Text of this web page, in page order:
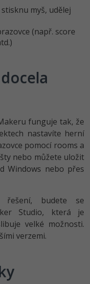
myš, udělej
(např. score
funguje tak, že
nastavíte herní
pomocí rooms a
nebo můžete uložit
Windows nebo přes
řešení, budete se
Studio, která je
velké možnosti.
verzemi.